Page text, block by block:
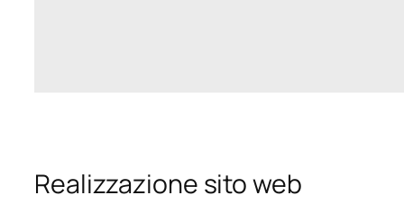
Realizzazione sito web